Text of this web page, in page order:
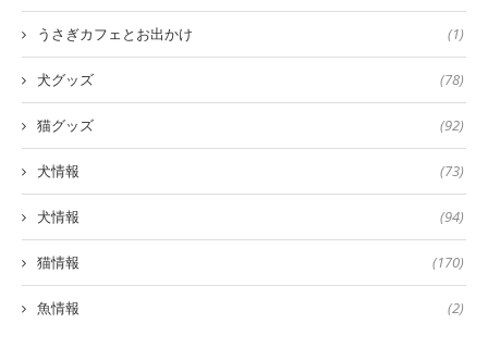
うさぎカフェとお出かけ (1)
犬グッズ (78)
猫グッズ (92)
犬情報 (73)
犬情報 (94)
猫情報 (170)
魚情報 (2)